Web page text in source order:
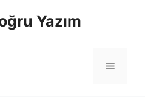
Yazım
Menü